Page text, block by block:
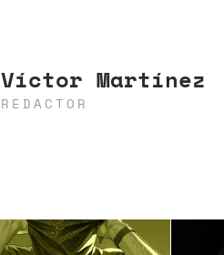
Víctor Martínez
REDACTOR